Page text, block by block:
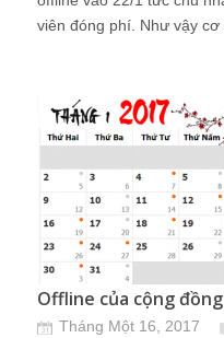
viên đóng phí. Như vậy cơ
Offline của cộng
Tháng Một 16, 2017